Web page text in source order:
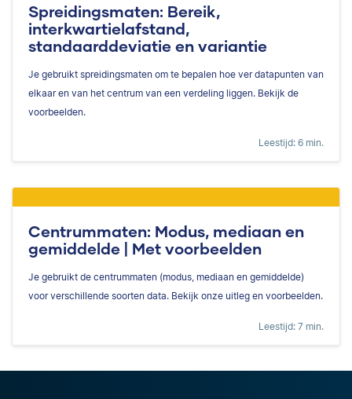
Spreidingsmaten: Bereik,
interkwartielafstand,
standaarddeviatie en variantie
Je gebruikt spreidingsmaten om te bepalen hoe ver datapunten van
elkaar en van het centrum van een verdeling liggen. Bekijk de
voorbeelden.
Leestijd: 6 min.
Centrummaten: Modus, mediaan en
gemiddelde | Met voorbeelden
Je gebruikt de centrummaten (modus, mediaan en gemiddelde)
voor verschillende soorten data. Bekijk onze uitleg en voorbeelden.
Leestijd: 7 min.